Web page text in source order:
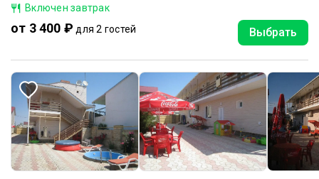
Включен завтрак
от 3 400 ₽ для 2 гостей Выбрать